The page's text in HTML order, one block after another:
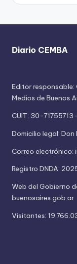
Diario CEMBA
Editor
Medios de Buenos
CUIT: 30-
Domicilio legal:
Correo electrónico:
Registro DNDA:
Web del Gobierno
buenosaires.gob.ar
Visitantes: